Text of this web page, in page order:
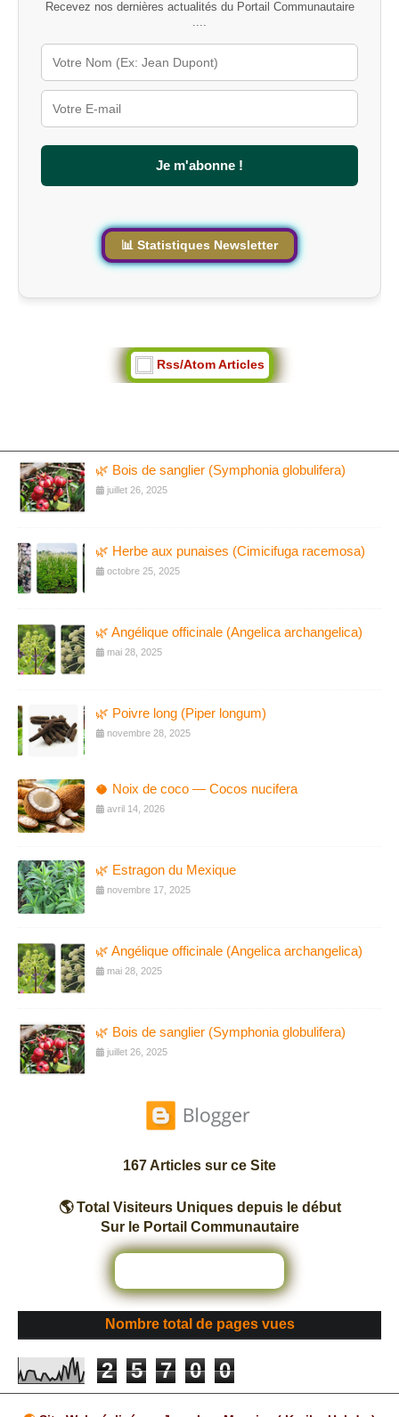
Recevez nos dernières actualités du Portail Communautaire
....
Je m'abonne !
📊 Statistiques Newsletter
Rss/Atom Articles
🌿 Bois de sanglier (Symphonia globulifera)
juillet 26, 2025
🌿 Herbe aux punaises (Cimicifuga racemosa)
octobre 25, 2025
🌿 Angélique officinale (Angelica archangelica)
mai 28, 2025
🌿 Poivre long (Piper longum)
novembre 28, 2025
🥥 Noix de coco — Cocos nucifera
avril 14, 2026
🌿 Estragon du Mexique
novembre 17, 2025
🌿 Angélique officinale (Angelica archangelica)
mai 28, 2025
🌿 Bois de sanglier (Symphonia globulifera)
juillet 26, 2025
167 Articles sur ce Site
🌎 Total Visiteurs Uniques depuis le début
Sur le Portail Communautaire
Nombre total de pages vues
2 5 7 0 0